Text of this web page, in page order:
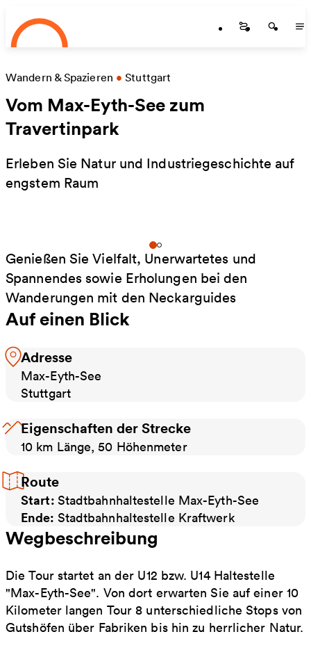
Zum Hauptinhalt springen
Startseite
Wandern & Spazieren • Stuttgart
Vom Max-Eyth-See zum
Travertinpark
Erleben Sie Natur und Industriegeschichte auf
engstem Raum
Genießen Sie Vielfalt, Unerwartetes und
Spannendes sowie Erholungen bei den
Wanderungen mit den Neckarguides
Auf einen Blick
Adresse
Max-Eyth-See
Stuttgart
Eigenschaften der Strecke
10 km Länge, 50 Höhenmeter
Route
Start: Stadtbahnhaltestelle Max-Eyth-See
Ende: Stadtbahnhaltestelle Kraftwerk
Wegbeschreibung
Die Tour startet an der U12 bzw. U14 Haltestelle
"Max-Eyth-See". Von dort erwarten Sie auf einer 10
Kilometer langen Tour 8 unterschiedliche Stops von
Gutshöfen über Fabriken bis hin zu herrlicher Natur.